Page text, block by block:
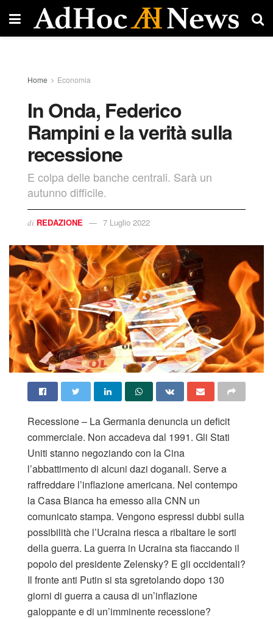
Home Economia
In Onda, Federico
Rampini e la verità sulla
recessione
E colpa delle banche centrali. Sarà un
autunno difficile.
di REDAZIONE 7 Luglio 2022
Recessione – La Germania denuncia un deficit
commerciale. Non accadeva dal 1991. Gli Stati
Uniti stanno negoziando con la Cina
l’abbattimento di alcuni dazi doganali. Serve a
raffreddare l’inflazione americana. Nel contempo
la Casa Bianca ha emesso alla CNN un
comunicato stampa. Vengono espressi dubbi sulla
possibilità che l’Ucraina riesca a ribaltare le sorti
della guerra. La guerra in Ucraina sta fiaccando il
popolo del presidente Zelensky? E gli occidentali?
Il fronte anti Putin si sta sgretolando dopo 130
giorni di guerra a causa di un’inflazione
galoppante e di un’imminente recessione?